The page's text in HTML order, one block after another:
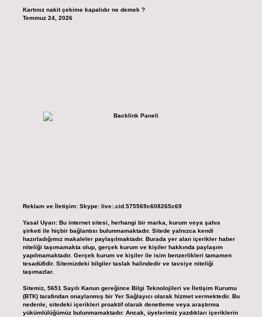
Kartınız nakit çekime kapalıdır ne demek ?
Temmuz 24, 2026
Reklam ve İletişim: Skype: live:.cid.575569c608265c69
Yasal Uyarı: Bu internet sitesi, herhangi bir marka, kurum veya şahıs
şirketi ile hiçbir bağlantısı bulunmamaktadır. Sitede yalnızca kendi
hazırladığımız makaleler paylaşılmaktadır. Burada yer alan içerikler haber
niteliği taşımamakta olup, gerçek kurum ve kişiler hakkında paylaşım
yapılmamaktadır. Gerçek kurum ve kişiler ile isim benzerlikleri tamamen
tesadüfidir. Sitemizdeki bilgiler taslak halindedir ve tavsiye niteliği
taşımazlar.
Sitemiz, 5651 Sayılı Kanun gereğince Bilgi Teknolojileri ve İletişim Kurumu
(BTK) tarafından onaylanmış bir Yer Sağlayıcı olarak hizmet vermektedir. Bu
nedenle, sitedeki içerikleri proaktif olarak denetleme veya araştırma
yükümlülüğümüz bulunmamaktadır. Ancak, üyelerimiz yazdıkları içeriklerin